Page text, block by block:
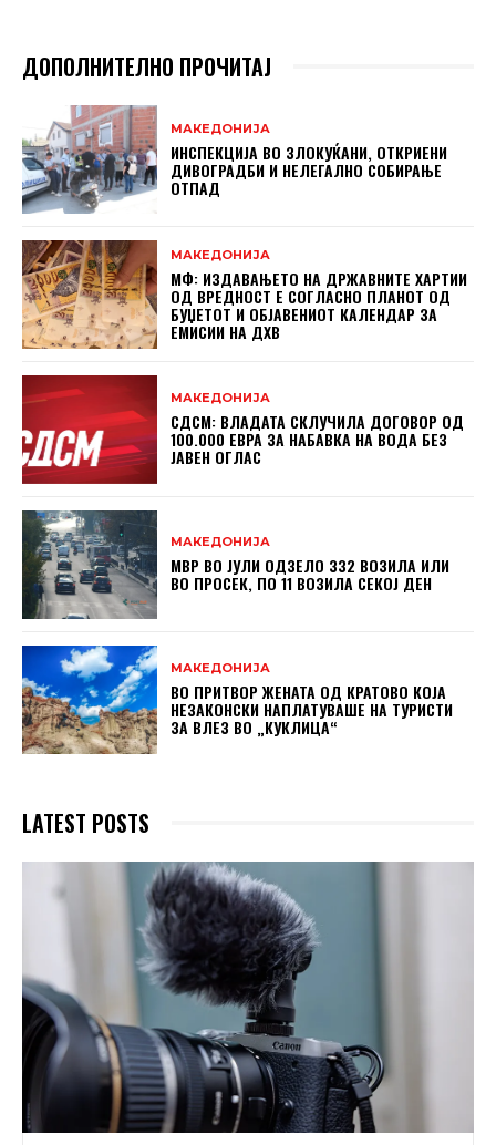
ДОПОЛНИТЕЛНО ПРОЧИТАЈ
МАКЕДОНИЈА
ИНСПЕКЦИЈА ВО ЗЛОКУЌАНИ, ОТКРИЕНИ
ДИВОГРАДБИ И НЕЛЕГАЛНО СОБИРАЊЕ
ОТПАД
МАКЕДОНИЈА
МФ: ИЗДАВАЊЕТО НА ДРЖАВНИТЕ ХАРТИИ
ОД ВРЕДНОСТ Е СОГЛАСНО ПЛАНОТ ОД
БУЏЕТОТ И ОБЈАВЕНИОТ КАЛЕНДАР ЗА
ЕМИСИИ НА ДХВ
МАКЕДОНИЈА
СДСМ: ВЛАДАТА СКЛУЧИЛА ДОГОВОР ОД
100.000 ЕВРА ЗА НАБАВКА НА ВОДА БЕЗ
ЈАВЕН ОГЛАС
МАКЕДОНИЈА
МВР ВО ЈУЛИ ОДЗЕЛО 332 ВОЗИЛА ИЛИ
ВО ПРОСЕК, ПО 11 ВОЗИЛА СЕКОЈ ДЕН
МАКЕДОНИЈА
ВО ПРИТВОР ЖЕНАТА ОД КРАТОВО КОЈА
НЕЗАКОНСКИ НАПЛАТУВАШЕ НА ТУРИСТИ
ЗА ВЛЕЗ ВО „КУКЛИЦА“
LATEST POSTS